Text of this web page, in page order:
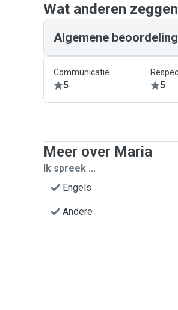
Wat anderen
Algemene beoordeling
Communicatie
5 5
Meer over Maria
Ik spreek ...
Engels
Andere